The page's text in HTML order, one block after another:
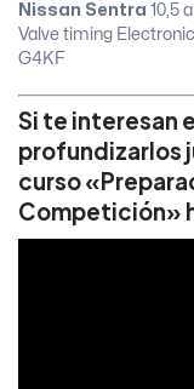
Nissan Sentra 10,5
Valve timing
G4KF
Si te interesan
profundizarlos
curso
Competición»